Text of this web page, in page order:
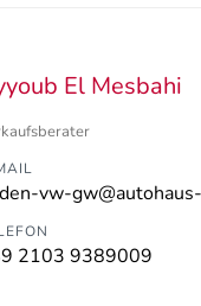
El Mesbahi
2103 9389009